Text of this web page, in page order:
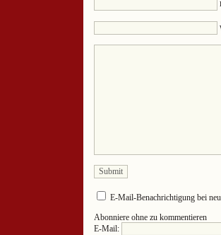
E-Mail-Benachrichtigung bei
Abonniere ohne zu kommentieren
E-Mail: